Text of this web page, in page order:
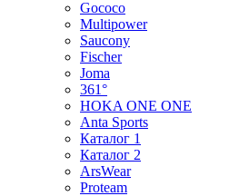
Gococo
Multipower
Saucony
Fischer
Joma
361°
HOKA ONE ONE
Anta Sports
Каталог 1
Каталог 2
ArsWear
Proteam